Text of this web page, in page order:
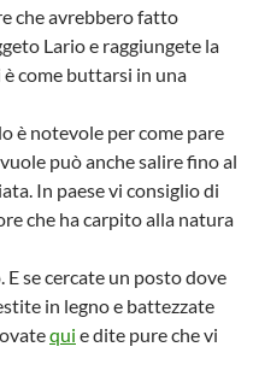
che avrebbero fatto
Lario e raggiungete la
come buttarsi in una
è notevole per come pare
può anche salire fino al
In paese vi consiglio di
che ha carpito alla natura
se cercate un posto dove
in legno e battezzate
qui e dite pure che vi